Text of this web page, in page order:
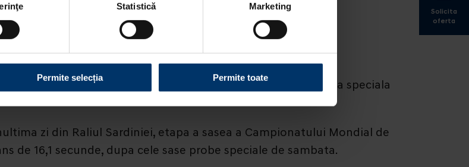
Statistică Marketing
Permite selecția Permite toate
de 16,1 secunde
top patru la general, iar Kevin Abbring a castigat prima proba speciala
zi din Raliul Sardiniei, etapa a sasea a Campionatului Mondial de
de 16,1 secunde, dupa cele sase probe speciale de sambata.
Solicita
oferta